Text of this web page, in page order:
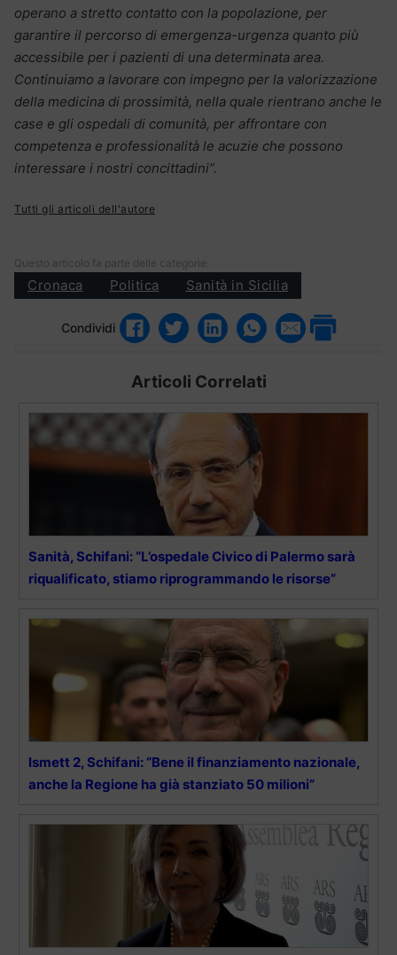
operano a stretto contatto con la popolazione, per
garantire il percorso di emergenza-urgenza quanto più
accessibile per i pazienti di una determinata area.
Continuiamo a lavorare con impegno per la valorizzazione
della medicina di prossimità, nella quale rientrano anche le
case e gli ospedali di comunità, per affrontare con
competenza e professionalità le acuzie che possono
interessare i nostri concittadini”.
Tutti gli articoli dell'autore
Questo articolo fa parte delle categorie:
Cronaca Politica Sanità in Sicilia
Condividi
Articoli Correlati
Sanità, Schifani: “L’ospedale Civico di Palermo sarà
riqualificato, stiamo riprogrammando le risorse”
Ismett 2, Schifani: “Bene il finanziamento nazionale,
anche la Regione ha già stanziato 50 milioni”